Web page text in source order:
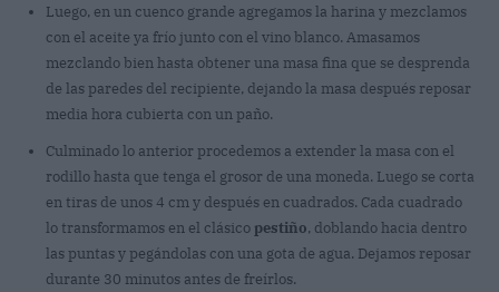
Luego, en un cuenco grande agregamos la harina y mezclamos
con el aceite ya frío junto con el vino blanco. Amasamos
mezclando bien hasta obtener una masa fina que se desprenda
de las paredes del recipiente, dejando la masa después reposar
media hora cubierta con un paño.
Culminado lo anterior procedemos a extender la masa con el
rodillo hasta que tenga el grosor de una moneda. Luego se corta
en tiras de unos 4 cm y después en cuadrados. Cada cuadrado
lo transformamos en el clásico pestiño, doblando hacia dentro
las puntas y pegándolas con una gota de agua. Dejamos reposar
durante 30 minutos antes de freírlos.